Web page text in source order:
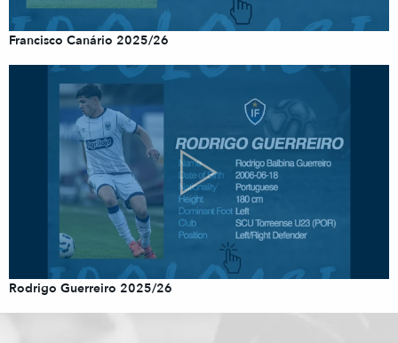
Francisco Canário 2025/26
Rodrigo Guerreiro 2025/26